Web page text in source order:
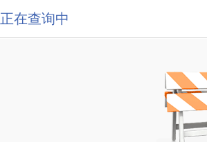
正在查询中